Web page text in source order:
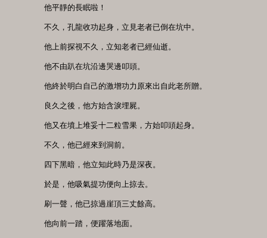
他平靜的長眠啦！
不久，孔龍收功起身，立見老者已倒在坑中。
他上前探視不久，立知老者已經仙逝。
他不由趴在坑沿邊哭邊叩頭。
他終於明白自己的激增功力原來出自此老所贈。
良久之後，他方始含淚埋屍。
他又在墳上堆妥十二粒雪果，方始叩頭起身。
不久，他已經來到洞前。
四下黑暗，他立知此時乃是深夜。
於是，他吸氣提功便向上掠去。
刷一聲，他已掠過崖頂三丈餘高。
他向前一踏，便躍落地面。